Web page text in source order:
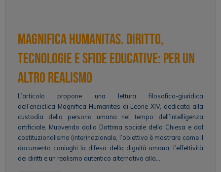
MAGNIFICA HUMANITAS. Diritto,
tecnologie e sfide educative: per un
altro realismo
L’articolo propone una lettura filosofico-giuridica
dell’enciclica Magnifica Humanitas di Leone XIV, dedicata alla
custodia della persona umana nel tempo dell’intelligenza
artificiale. Muovendo dalla Dottrina sociale della Chiesa e dal
costituzionalismo (inter)nazionale, l’obiettivo è mostrare come il
documento coniughi la difesa della dignità umana, l’effettività
dei diritti e un realismo autentico alternativo alla…